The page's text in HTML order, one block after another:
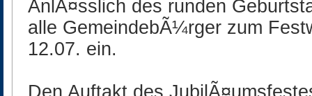
AnlÃ¤sslich des runden
alle GemeindebÃ¼rger zum
12.07. ein.
Den Auftakt des